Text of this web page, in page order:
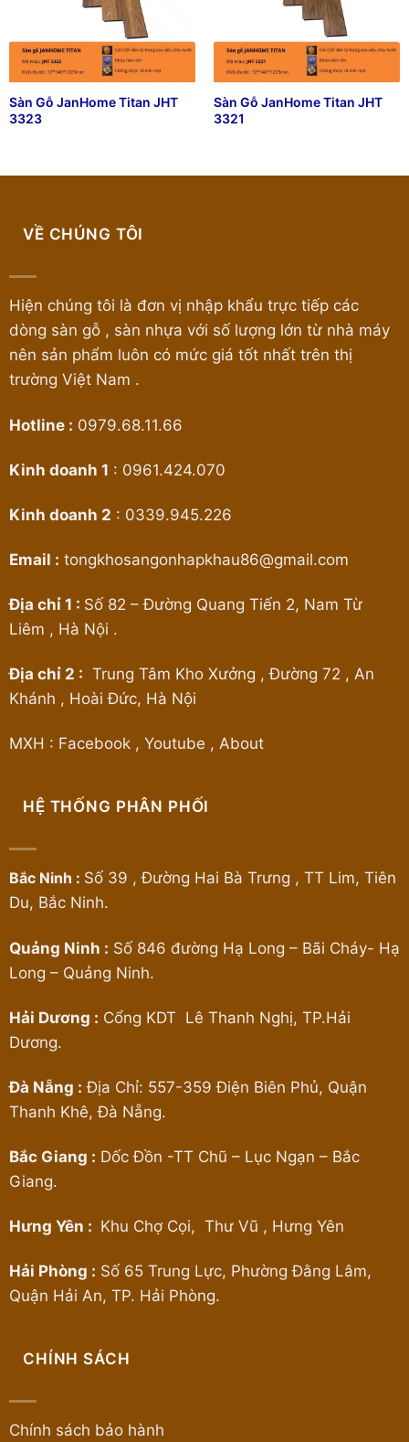
Sàn Gỗ JanHome Titan JHT
3323
Sàn Gỗ JanHome Titan JHT
3321
VỀ CHÚNG TÔI
Hiện chúng tôi là đơn vị nhập khẩu trực tiếp các
dòng sàn gỗ , sàn nhựa với số lượng lớn từ nhà máy
nên sản phẩm luôn có mức giá tốt nhất trên thị
trường Việt Nam .
Hotline : 0979.68.11.66
Kinh doanh 1 : 0961.424.070
Kinh doanh 2 : 0339.945.226
Email : tongkhosangonhapkhau86@gmail.com
Địa chỉ 1 : Số 82 – Đường Quang Tiến 2, Nam Từ
Liêm , Hà Nội .
Địa chỉ 2 : Trung Tâm Kho Xưởng , Đường 72 , An
Khánh , Hoài Đức, Hà Nội
MXH : Facebook , Youtube , About
HỆ THỐNG PHÂN PHỐI
Bắc Ninh : Số 39 , Đường Hai Bà Trưng , TT Lim, Tiên
Du, Bắc Ninh.
Quảng Ninh : Số 846 đường Hạ Long – Bãi Cháy- Hạ
Long – Quảng Ninh.
Hải Dương : Cổng KDT Lê Thanh Nghị, TP.Hải
Dương.
Đà Nẵng : Địa Chỉ: 557-359 Điện Biên Phủ, Quận
Thanh Khê, Đà Nẵng.
Bắc Giang : Dốc Đồn -TT Chũ – Lục Ngạn – Bắc
Giang.
Hưng Yên : Khu Chợ Cọi, Thư Vũ , Hưng Yên
Hải Phòng : Số 65 Trung Lực, Phường Đằng Lâm,
Quận Hải An, TP. Hải Phòng.
CHÍNH SÁCH
Chính sách bảo hành